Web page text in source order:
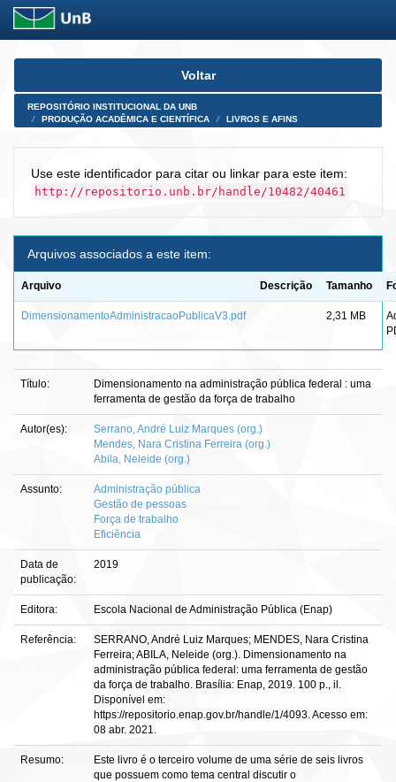
Skip
Voltar
REPOSITÓRIO INSTITUCIONAL DA UNB
PRODUÇÃO ACADÊMICA E CIENTÍFICA
LIVROS E AFINS
Use este identificador para citar ou linkar para este item:
http://repositorio.unb.br/handle/10482/40461
Arquivos associados a este item:
Arquivo Descrição Tamanho
DimensionamentoAdministracaoPublicaV3.pdf 2,31 MB
Título:
Dimensionamento na administração pública federal : uma
ferramenta de gestão da força de trabalho
Autor(es):
Serrano, André Luiz Marques (org.)
Mendes, Nara Cristina Ferreira (org.)
Abila, Neleide (org.)
Assunto:
Administração pública
Gestão de pessoas
Força de trabalho
Eficiência
Data de
publicação:
2019
Editora: Escola Nacional de Administração Pública (Enap)
Referência:
SERRANO, André Luiz Marques; MENDES, Nara Cristina
Ferreira; ABILA, Neleide (org.). Dimensionamento na
administração pública federal: uma ferramenta de gestão
da força de trabalho. Brasília: Enap, 2019. 100 p., il.
Disponível em:
https://repositorio.enap.gov.br/handle/1/4093. Acesso em:
08 abr. 2021.
Resumo:
Este livro é o terceiro volume de uma série de seis livros
que possuem como tema central discutir o